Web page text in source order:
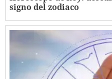
signo del zodiaco